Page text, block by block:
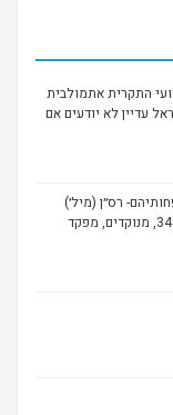
התקרית אתמולבית
עדיין לא יודעים אם
רס״ן (מיל׳)
הראל בירנשטוק, (Harel Birenstock), בן 34, מנוקדים, מפקד